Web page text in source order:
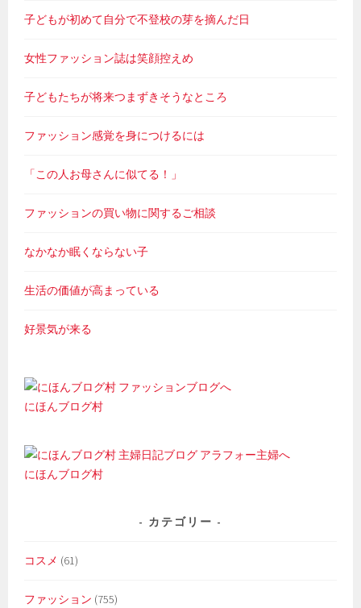
子どもが初めて自分で不登校の芽を摘んだ日
女性ファッション誌は笑顔控えめ
子どもたちが将来つまずきそうなところ
ファッション感覚を身につけるには
「この人お母さんに似てる！」
ファッションの買い物に関するご相談
なかなか眠くならない子
生活の価値が高まっている
好景気が来る
にほんブログ村
にほんブログ村
カテゴリー
コスメ (61)
ファッション (755)